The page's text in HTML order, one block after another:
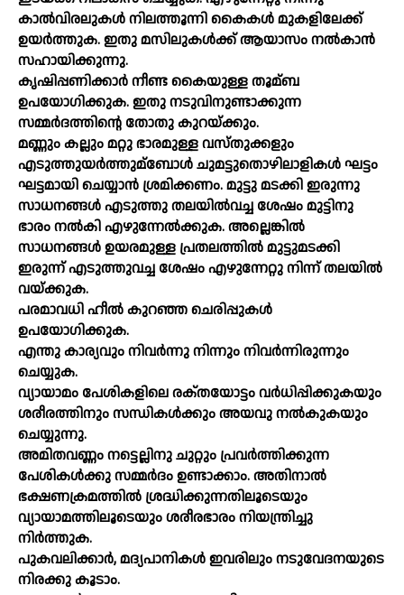
കാല്‍വിരലുകള്‍ നിലത്തൂന്നി കൈകള്‍ മുകളിലേക്ക്‌
ഉയര്‍ത്തുക. ഇതു മസിലുകള്‍ക്ക്‌ ആയാസം നല്‍കാന്‍
സഹായിക്കുന്നു.
കൃഷിപ്പണിക്കാര്‍ നീണ്ട കൈയുള്ള തൂമ്ബ
ഉപയോഗിക്കുക. ഇതു നടുവിനുണ്ടാക്കുന്ന
സമ്മര്‍ദത്തിന്റെ തോതു കുറയ്‌ക്കും.
മണ്ണും കല്ലും മറ്റു ഭാരമുള്ള വസ്‌തുക്കളും
എടുത്തുയര്‍ത്തുമ്ബോള്‍ ചുമട്ടുതൊഴിലാളികള്‍ ഘട്ടം
ഘട്ടമായി ചെയ്യാന്‍ ശ്രമിക്കണം. മുട്ടു മടക്കി ഇരുന്നു
സാധനങ്ങള്‍ എടുത്തു തലയില്‍വച്ച ശേഷം മുട്ടിനു
ഭാരം നല്‍കി എഴുന്നേല്‍ക്കുക. അല്ലെങ്കില്‍
സാധനങ്ങള്‍ ഉയരമുള്ള പ്രതലത്തില്‍ മുട്ടുമടക്കി
ഇരുന്ന്‌ എടുത്തുവച്ച ശേഷം എഴുന്നേറ്റു നിന്ന്‌ തലയില്‍
വയ്‌ക്കുക.
പരമാവധി ഹീല്‍ കുറഞ്ഞ ചെരിപ്പുകള്‍
ഉപയോഗിക്കുക.
എന്തു കാര്യവും നിവര്‍ന്നു നിന്നും നിവര്‍ന്നിരുന്നും
ചെയ്യുക.
വ്യായാമം പേശികളിലെ രക്‌തയോട്ടം വര്‍ധിപ്പിക്കുകയും
ശരീരത്തിനും സന്ധികള്‍ക്കും അയവു നല്‍കുകയും
ചെയ്യുന്നു.
അമിതവണ്ണം നട്ടെല്ലിനു ചുറ്റും പ്രവര്‍ത്തിക്കുന്ന
പേശികള്‍ക്കു സമ്മര്‍ദം ഉണ്ടാക്കാം. അതിനാല്‍
ഭക്ഷണക്രമത്തില്‍ ശ്രദ്ധിക്കുന്നതിലൂടെയും
വ്യായാമത്തിലൂടെയും ശരീരഭാരം നിയന്ത്രിച്ചു
നിര്‍ത്തുക.
പുകവലിക്കാര്‍, മദ്യപാനികള്‍ ഇവരിലും നടുവേദനയുടെ
നിരക്കു കൂടാം.